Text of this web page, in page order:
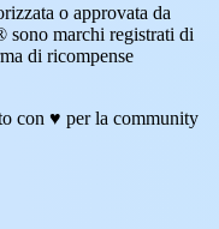
o approvata da
marchi registrati di
di ricompense
con ♥ per la community